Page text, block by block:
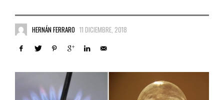
HERNÁN FERRARO 11 DICIEMBRE, 2018